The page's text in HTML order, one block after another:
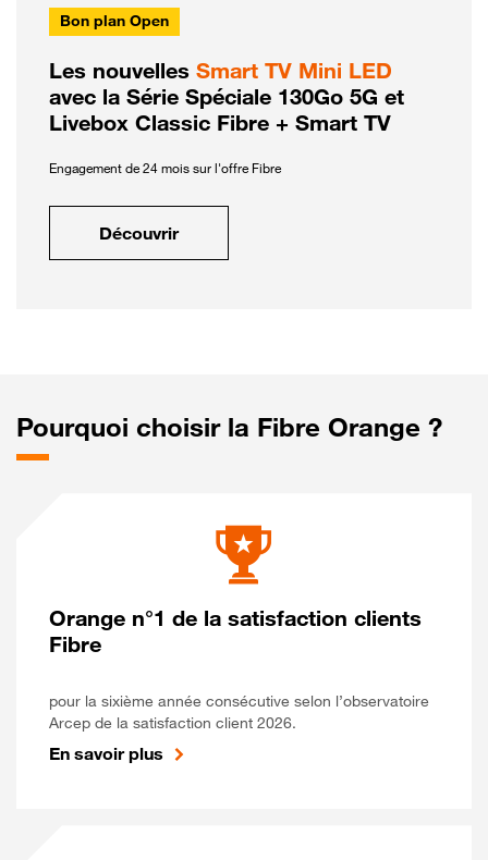
Bon plan Open
Les nouvelles Smart TV Mini LED
avec la Série Spéciale 130Go 5G et
Livebox Classic Fibre + Smart TV
Engagement de 24 mois sur l'offre Fibre
Découvrir
Pourquoi choisir la Fibre Orange ?
Orange n°1 de la satisfaction clients
Fibre
pour la sixième année consécutive selon l’observatoire
Arcep de la satisfaction client 2026.
En savoir plus